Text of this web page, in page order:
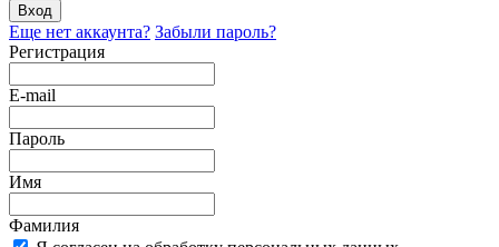
Вход
Еще нет аккаунта? Забыли пароль?
Регистрация
E-mail
Пароль
Имя
Фамилия